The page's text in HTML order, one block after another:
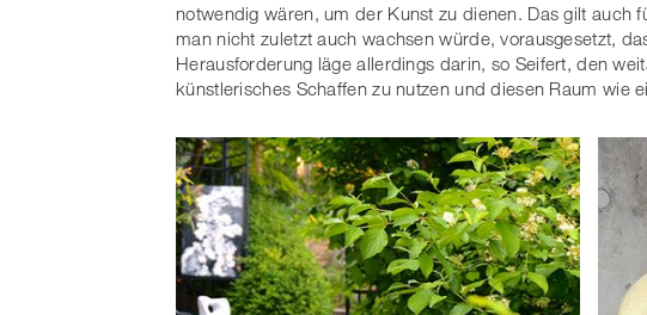
notwendig wären, um der Kunst zu dienen. Das gilt auch
man nicht zuletzt auch wachsen würde, vorausgesetzt,
Herausforderung läge allerdings darin, so Seifert, den
künstlerisches Schaffen zu nutzen und diesen Raum wie